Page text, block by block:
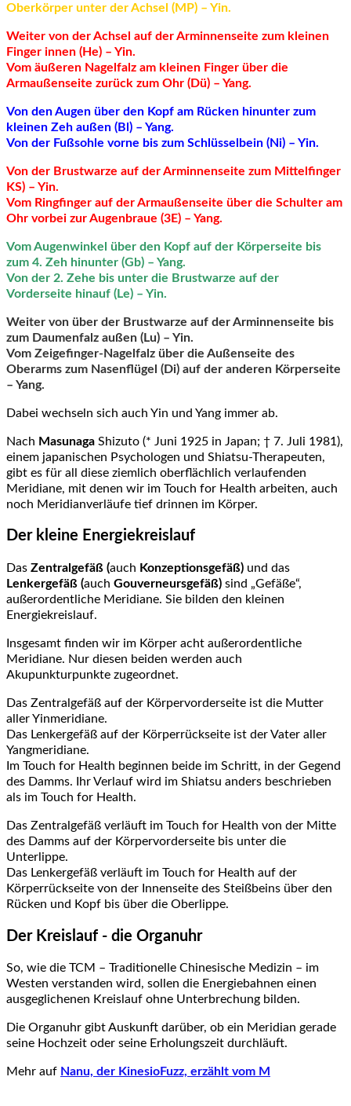
Oberkörper unter der Achsel (MP) – Yin.
Weiter von der Achsel auf der Arminnenseite zum kleinen
Finger innen (He) – Yin.
Vom äußeren Nagelfalz am kleinen Finger über die
Armaußenseite zurück zum Ohr (Dü) – Yang.
Von den Augen über den Kopf am Rücken hinunter zum
kleinen Zeh außen (Bl) – Yang.
Von der Fußsohle vorne bis zum Schlüsselbein (Ni) – Yin.
Von der Brustwarze auf der Arminnenseite zum Mittelfinger
KS) – Yin.
Vom Ringfinger auf der Armaußenseite über die Schulter am
Ohr vorbei zur Augenbraue (3E) – Yang.
Vom Augenwinkel über den Kopf auf der Körperseite bis
zum 4. Zeh hinunter (Gb) – Yang.
Von der 2. Zehe bis unter die Brustwarze auf der
Vorderseite hinauf (Le) – Yin.
Weiter von über der Brustwarze auf der Arminnenseite bis
zum Daumenfalz außen (Lu) – Yin.
Vom Zeigefinger-Nagelfalz über die Außenseite des
Oberarms zum Nasenflügel (Di) auf der anderen Körperseite
– Yang.
Dabei wechseln sich auch Yin und Yang immer ab.
Nach Masunaga Shizuto (* Juni 1925 in Japan; † 7. Juli 1981),
einem japanischen Psychologen und Shiatsu-Therapeuten,
gibt es für all diese ziemlich oberflächlich verlaufenden
Meridiane, mit denen wir im Touch for Health arbeiten, auch
noch Meridianverläufe tief drinnen im Körper.
Der kleine Energiekreislauf
Das Zentralgefäß (auch Konzeptionsgefäß) und das
Lenkergefäß (auch Gouverneursgefäß) sind „Gefäße“,
außerordentliche Meridiane. Sie bilden den kleinen
Energiekreislauf.
Insgesamt finden wir im Körper acht außerordentliche
Meridiane. Nur diesen beiden werden auch
Akupunkturpunkte zugeordnet.
Das Zentralgefäß auf der Körpervorderseite ist die Mutter
aller Yinmeridiane.
Das Lenkergefäß auf der Körperrückseite ist der Vater aller
Yangmeridiane.
Im Touch for Health beginnen beide im Schritt, in der Gegend
des Damms. Ihr Verlauf wird im Shiatsu anders beschrieben
als im Touch for Health.
Das Zentralgefäß verläuft im Touch for Health von der Mitte
des Damms auf der Körpervorderseite bis unter die
Unterlippe.
Das Lenkergefäß verläuft im Touch for Health auf der
Körperrückseite von der Innenseite des Steißbeins über den
Rücken und Kopf bis über die Oberlippe.
Der Kreislauf - die Organuhr
So, wie die TCM – Traditionelle Chinesische Medizin – im
Westen verstanden wird, sollen die Energiebahnen einen
ausgeglichenen Kreislauf ohne Unterbrechung bilden.
Die Organuhr gibt Auskunft darüber, ob ein Meridian gerade
seine Hochzeit oder seine Erholungszeit durchläuft.
Mehr auf Nanu, der KinesioFuzz, erzählt vom M